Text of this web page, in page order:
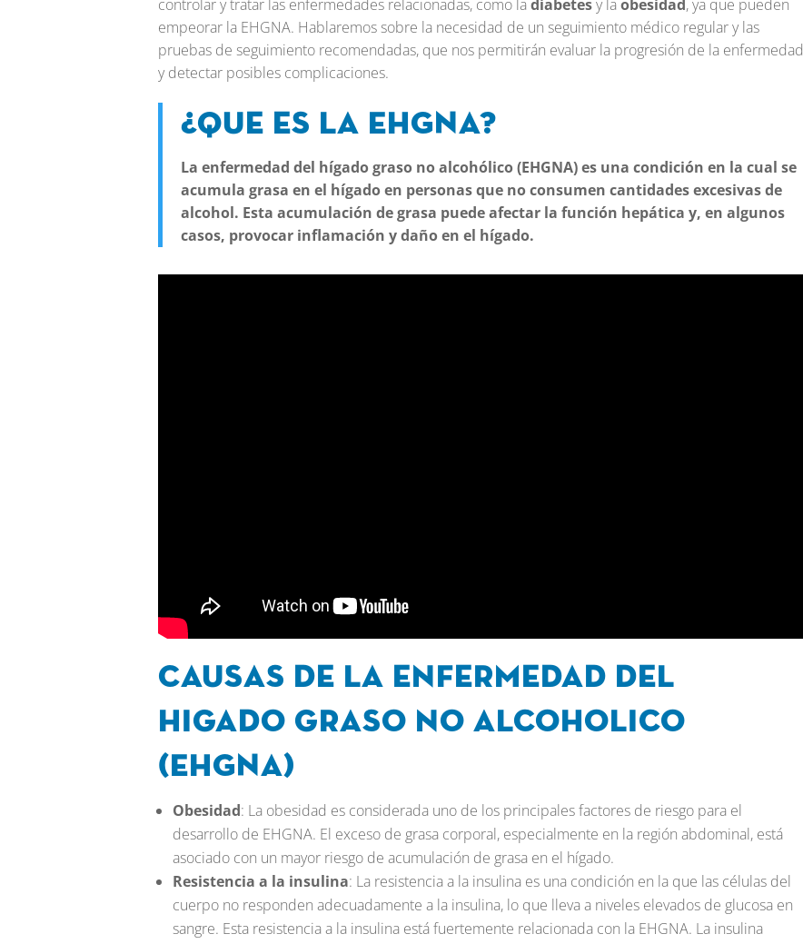
controlar y tratar las enfermedades relacionadas, como ladiabetesy laobesidad, ya que pueden
empeorar la EHGNA. Hablaremos sobre la necesidad de un seguimiento médico regular y las
pruebas de seguimiento recomendadas, que nos permitirán evaluar la progresión de la enfermedad
y detectar posibles complicaciones.
¿Que es la EHGNA?
La enfermedad del hígado graso no alcohólico (EHGNA) es una condición en la cual se
acumula grasa en el hígado en personas que no consumen cantidades excesivas de
alcohol. Esta acumulación de grasa puede afectar la función hepática y, en algunos
casos, provocar inflamación y daño en el hígado.
Causas de la enfermedad del
higado graso no alcoholico
(EHGNA)
Obesidad: La obesidad es considerada uno de los principales factores de riesgo para el
desarrollo de EHGNA. El exceso de grasa corporal, especialmente en la región abdominal, está
asociado con un mayor riesgo de acumulación de grasa en el hígado.
Resistencia a la insulina: La resistencia a la insulina es una condición en la que las células del
cuerpo no responden adecuadamente a la insulina, lo que lleva a niveles elevados de glucosa en
sangre. Esta resistencia a la insulina está fuertemente relacionada con la EHGNA. La insulina